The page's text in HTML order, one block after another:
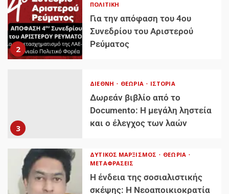
2
ΠΟΛΙΤΙΚΉ
Για την απόφαση του 4ου
Συνεδρίου του Αριστερού
Ρεύματος
3
ΔΙΕΘΝΉ ΘΕΩΡΊΑ ΙΣΤΟΡΊΑ
Δωρεάν βιβλίο από το
Documento: Η μεγάλη ληστεία
και ο έλεγχος των λαών
ΔΥΤΙΚΌΣ ΜΑΡΞΙΣΜΌΣ
ΘΕΩΡΊΑ
ΜΕΤΑΦΡΆΣΕΙΣ
Η ένδεια της σοσιαλιστικής
σκέψης: Η Νεοαποικιοκρατία